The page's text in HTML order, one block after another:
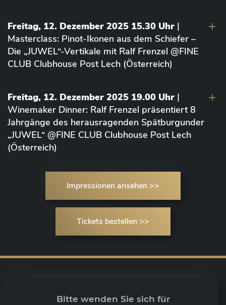
Freitag, 12. Dezember 2025 15.30 Uhr |
Masterclass: Pinot-Ikonen aus dem Schiefer –
Die „JUWEL“-Vertikale mit Ralf Frenzel @FINE
CLUB Clubhouse Post Lech (Österreich)
Freitag, 12. Dezember 2025 19.00 Uhr |
Winemaker Dinner: Ralf Frenzel präsentiert 8
Jahrgänge des herausragenden Spätburgunder
„JUWEL“ @FINE CLUB Clubhouse Post Lech
(Österreich)
Impressionen ansehen >>
Tickets bestellen >>
Bitte wenden Sie sich für